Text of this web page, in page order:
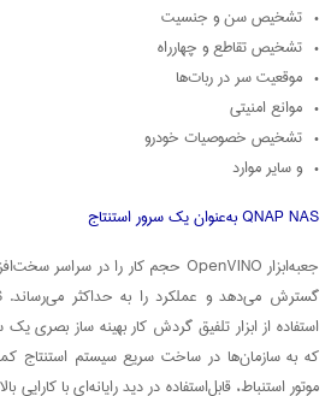
• تشخیص سن و جنسیت
• تشخیص تقاطع و چهارراه
• موقعیت سر در ربات‌ها
• موانع امنیتی
• تشخیص خصوصیات خودرو
• و سایر موارد
QNAP NAS به‌عنوان یک سرور استنتاج
استفاده از ابزار تلفیق گردش کار بهینه‌ ساز بصری
که به سازمان‌ها در ساخت سریع سیستم استنتاج
موتور استنباط، قابل‌استفاده در دید رایانه‌ای با